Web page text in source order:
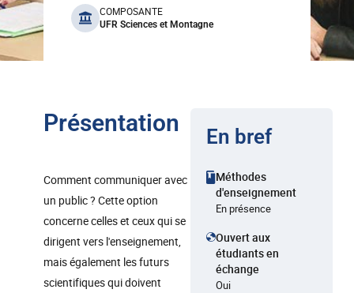
benefits
COMPOSANTE
UFR Sciences et Montagne
Présentation
Comment communiquer avec
un public ? Cette option
concerne celles et ceux qui se
dirigent vers l'enseignement,
mais également les futurs
scientifiques qui doivent
En bref
Méthodes
d'enseignement
En présence
Ouvert aux
étudiants en
échange
Oui